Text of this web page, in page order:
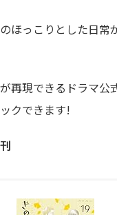
ほっこりとした日常
再現できるドラマ公
クできます!